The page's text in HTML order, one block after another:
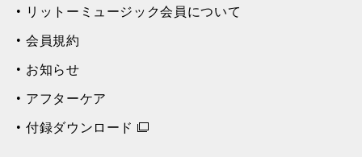
リットーミュージック会員について
会員規約
お知らせ
アフターケア
付録ダウンロード